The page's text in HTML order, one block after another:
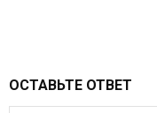
ОСТАВЬТЕ ОТВЕТ